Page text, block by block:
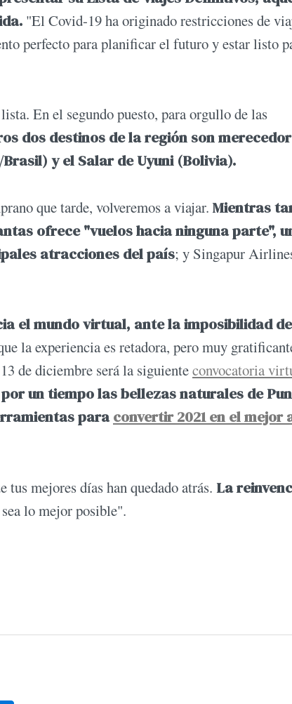
"El Covid-19 ha originado restricciones de
perfecto para planificar el futuro y estar listo
En el segundo puesto, para orgullo de las
dos destinos de la región son
y el Salar de Uyuni (Bolivia).
que tarde, volveremos a viajar. Mientras
ofrece "vuelos hacia ninguna parte",
atracciones del país; y Singapur
el mundo virtual, ante la imposibilidad de
la experiencia es retadora, pero muy
de diciembre será la siguienteconvocatoria
un tiempo las bellezas naturales de
paraconvertir 2021 en el mejor
mejores días han quedado atrás. La
lo mejor posible".